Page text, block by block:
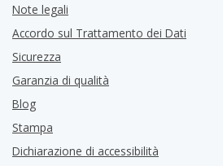
Note legali
Accordo sul Trattamento dei Dati
Sicurezza
Garanzia di qualità
Blog
Stampa
Dichiarazione di accessibilità